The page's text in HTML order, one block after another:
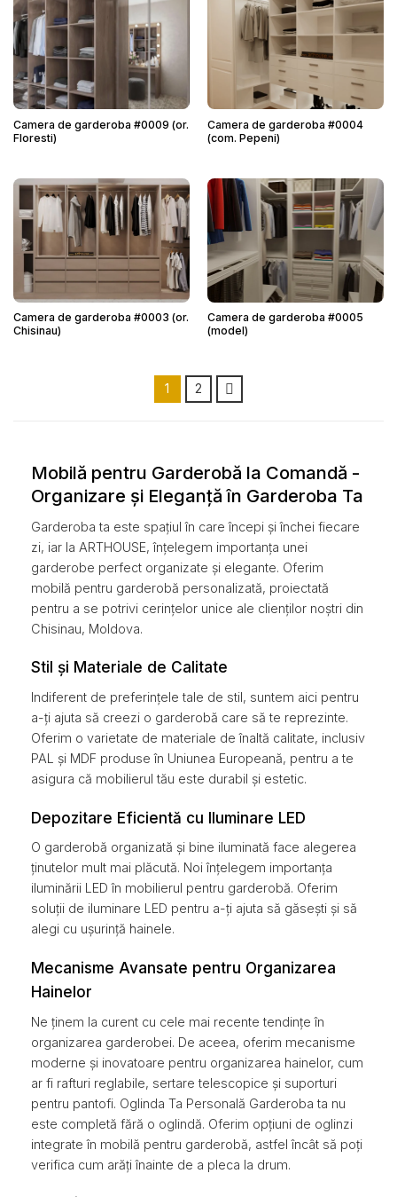
Camera de garderoba #0009 (or.
Floresti)
Camera de garderoba #0004
(com. Pepeni)
Camera de garderoba #0003 (or.
Chisinau)
Camera de garderoba #0005
(model)
1 2
Mobilă pentru Garderobă la Comandă -
Organizare și Eleganță în Garderoba Ta
Garderoba ta este spațiul în care începi și închei fiecare
zi, iar la ARTHOUSE, înțelegem importanța unei
garderobe perfect organizate și elegante. Oferim
mobilă pentru garderobă personalizată, proiectată
pentru a se potrivi cerințelor unice ale clienților noștri din
Chisinau, Moldova.
Stil și Materiale de Calitate
Indiferent de preferințele tale de stil, suntem aici pentru
a-ți ajuta să creezi o garderobă care să te reprezinte.
Oferim o varietate de materiale de înaltă calitate, inclusiv
PAL și MDF produse în Uniunea Europeană, pentru a te
asigura că mobilierul tău este durabil și estetic.
Depozitare Eficientă cu Iluminare LED
O garderobă organizată și bine iluminată face alegerea
ținutelor mult mai plăcută. Noi înțelegem importanța
iluminării LED în mobilierul pentru garderobă. Oferim
soluții de iluminare LED pentru a-ți ajuta să găsești și să
alegi cu ușurință hainele.
Mecanisme Avansate pentru Organizarea
Hainelor
Ne ținem la curent cu cele mai recente tendințe în
organizarea garderobei. De aceea, oferim mecanisme
moderne și inovatoare pentru organizarea hainelor, cum
ar fi rafturi reglabile, sertare telescopice și suporturi
pentru pantofi. Oglinda Ta Personală Garderoba ta nu
este completă fără o oglindă. Oferim opțiuni de oglinzi
integrate în mobilă pentru garderobă, astfel încât să poți
verifica cum arăți înainte de a pleca la drum.